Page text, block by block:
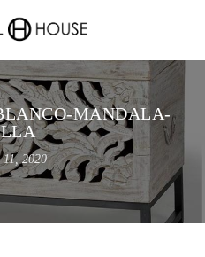
MANDALA-
11, 2020